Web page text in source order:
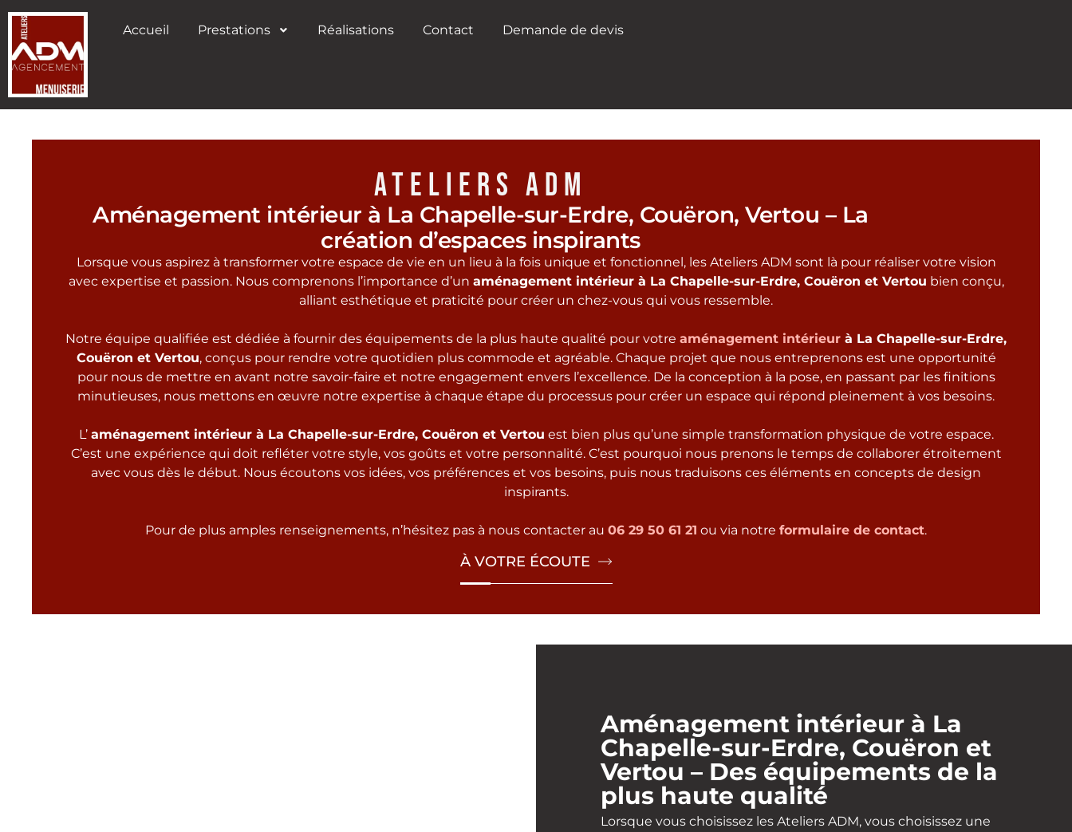
Accueil Prestations Réalisations Contact Demande de devis
ATELIERS ADM
Aménagement intérieur à La Chapelle-sur-Erdre, Couëron, Vertou – La
création d’espaces inspirants
Lorsque vous aspirez à transformer votre espace de vie en un lieu à la fois unique et fonctionnel, les Ateliers ADM sont là pour réaliser votre vision
avec expertise et passion. Nous comprenons l’importance d’un aménagement intérieur à La Chapelle-sur-Erdre, Couëron et Vertou bien conçu,
alliant esthétique et praticité pour créer un chez-vous qui vous ressemble.
Notre équipe qualifiée est dédiée à fournir des équipements de la plus haute qualité pour votre aménagement intérieur à La Chapelle-sur-Erdre,
Couëron et Vertou, conçus pour rendre votre quotidien plus commode et agréable. Chaque projet que nous entreprenons est une opportunité
pour nous de mettre en avant notre savoir-faire et notre engagement envers l’excellence. De la conception à la pose, en passant par les finitions
minutieuses, nous mettons en œuvre notre expertise à chaque étape du processus pour créer un espace qui répond pleinement à vos besoins.
L’ aménagement intérieur à La Chapelle-sur-Erdre, Couëron et Vertou est bien plus qu’une simple transformation physique de votre espace.
C’est une expérience qui doit refléter votre style, vos goûts et votre personnalité. C’est pourquoi nous prenons le temps de collaborer étroitement
avec vous dès le début. Nous écoutons vos idées, vos préférences et vos besoins, puis nous traduisons ces éléments en concepts de design
inspirants.
Pour de plus amples renseignements, n’hésitez pas à nous contacter au 06 29 50 61 21 ou via notre formulaire de contact.
À VOTRE ÉCOUTE
Aménagement intérieur à La
Chapelle-sur-Erdre, Couëron et
Vertou – Des équipements de la
plus haute qualité
Lorsque vous choisissez les Ateliers ADM, vous choisissez une